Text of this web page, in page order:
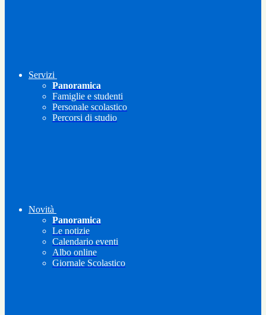
Servizi
Panoramica
Famiglie e studenti
Personale scolastico
Percorsi di studio
Novità
Panoramica
Le notizie
Calendario eventi
Albo online
Giornale Scolastico